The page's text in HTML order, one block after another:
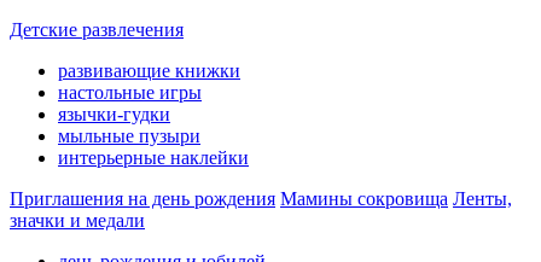
Детские развлечения
развивающие книжки
настольные игры
язычки-гудки
мыльные пузыри
интерьерные наклейки
Приглашения на день рождения Мамины сокровища Ленты,
значки и медали